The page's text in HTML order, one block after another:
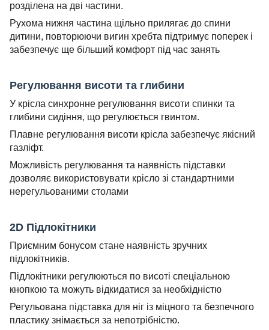
розділена на дві частини.
Рухома нижня частина щільно прилягає до спини
дитини, повторюючи вигин хребта підтримує поперек і
забезпечує ще більший комфорт під час занять
Регулювання висоти та глибини
У крісла синхронне регулювання висоти спинки та
глибини сидіння, що регулюється гвинтом.
Плавне регулювання висоти крісла забезпечує якісний
газліфт.
Можливість регулювання та наявність підставки
дозволяє використовувати крісло зі стандартними
нерегульованими столами
2D Підлокітники
Приємним бонусом стане наявність зручних
підлокітників.
Підлокітники регулюються по висоті спеціальною
кнопкою та можуть відкидатися за необхідністю
Регульована підставка для ніг із міцного та безпечного
пластику знімається за непотрібністю.